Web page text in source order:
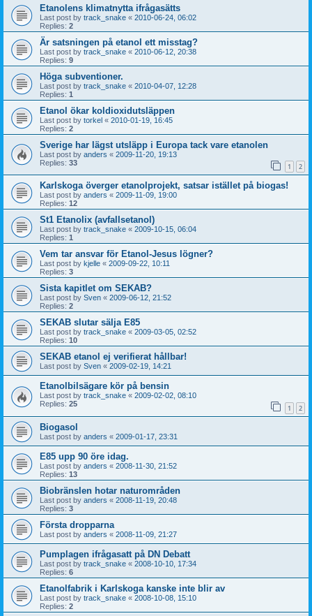
Etanolens klimatnytta ifrågasätts
Last post by track_snake « 2010-06-24, 06:02
Replies: 2
Är satsningen på etanol ett misstag?
Last post by track_snake « 2010-06-12, 20:38
Replies: 9
Höga subventioner.
Last post by track_snake « 2010-04-07, 12:28
Replies: 1
Etanol ökar koldioxidutsläppen
Last post by torkel « 2010-01-19, 16:45
Replies: 2
Sverige har lägst utsläpp i Europa tack vare etanolen
Last post by anders « 2009-11-20, 19:13
Replies: 33 1 2
Karlskoga överger etanolprojekt, satsar istället på biogas!
Last post by anders « 2009-11-09, 19:00
Replies: 12
St1 Etanolix (avfallsetanol)
Last post by track_snake « 2009-10-15, 06:04
Replies: 1
Vem tar ansvar för Etanol-Jesus lögner?
Last post by kjelle « 2009-09-22, 10:11
Replies: 3
Sista kapitlet om SEKAB?
Last post by Sven « 2009-06-12, 21:52
Replies: 2
SEKAB slutar sälja E85
Last post by track_snake « 2009-03-05, 02:52
Replies: 10
SEKAB etanol ej verifierat hållbar!
Last post by Sven « 2009-02-19, 14:21
Etanolbilsägare kör på bensin
Last post by track_snake « 2009-02-02, 08:10
Replies: 25 1 2
Biogasol
Last post by anders « 2009-01-17, 23:31
E85 upp 90 öre idag.
Last post by anders « 2008-11-30, 21:52
Replies: 13
Biobränslen hotar naturområden
Last post by anders « 2008-11-19, 20:48
Replies: 3
Första dropparna
Last post by anders « 2008-11-09, 21:27
Pumplagen ifrågasatt på DN Debatt
Last post by track_snake « 2008-10-10, 17:34
Replies: 6
Etanolfabrik i Karlskoga kanske inte blir av
Last post by track_snake « 2008-10-08, 15:10
Replies: 2